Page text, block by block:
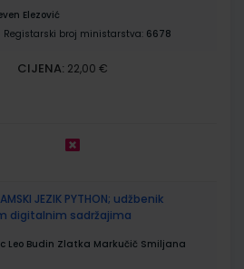
Elezović
Registarski broj ministarstva: 6678
CIJENA: 22,00 €
JEZIK PYTHON; udžbenik
digitalnim sadržajima
Leo Budin Zlatka Markučič Smiljana